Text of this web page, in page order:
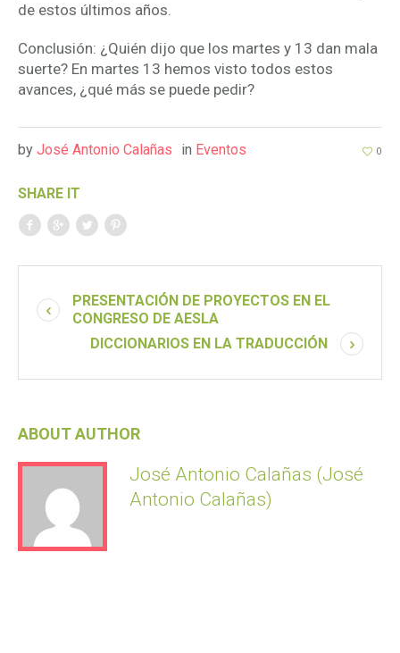
de estos últimos años.
Conclusión: ¿Quién dijo que los martes y 13 dan mala
suerte? En martes 13 hemos visto todos estos
avances, ¿qué más se puede pedir?
0
by José Antonio Calañas in Eventos
SHARE IT
PRESENTACIÓN DE PROYECTOS EN EL
CONGRESO DE AESLA
DICCIONARIOS EN LA TRADUCCIÓN
ABOUT AUTHOR
José Antonio Calañas (José
Antonio Calañas)